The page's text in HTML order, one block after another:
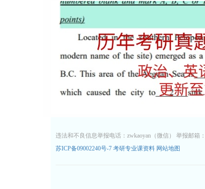
违法和不良信息举报电话：zwkaoyan（微信） 举报邮箱
苏ICP备09002240号-7 考研专业课资料 网站地图